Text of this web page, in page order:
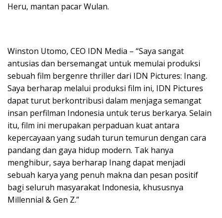
Heru, mantan pacar Wulan.
Winston Utomo, CEO IDN Media – “Saya sangat
antusias dan bersemangat untuk memulai produksi
sebuah film bergenre thriller dari IDN Pictures: Inang.
Saya berharap melalui produksi film ini, IDN Pictures
dapat turut berkontribusi dalam menjaga semangat
insan perfilman Indonesia untuk terus berkarya. Selain
itu, film ini merupakan perpaduan kuat antara
kepercayaan yang sudah turun temurun dengan cara
pandang dan gaya hidup modern. Tak hanya
menghibur, saya berharap Inang dapat menjadi
sebuah karya yang penuh makna dan pesan positif
bagi seluruh masyarakat Indonesia, khususnya
Millennial & Gen Z.”